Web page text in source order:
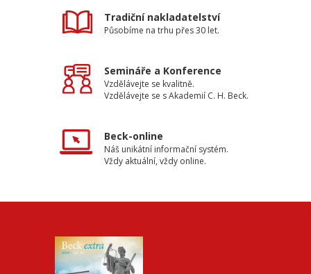
Tradiční nakladatelství
Působíme na trhu přes 30 let.
Semináře a Konference
Vzdělávejte se kvalitně.
Vzdělávejte se s Akademií C. H. Beck.
Beck-online
Náš unikátní informační systém.
Vždy aktuální, vždy online.